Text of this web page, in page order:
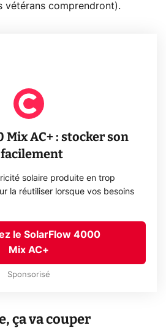
vétérans comprendront).
AC+ : stocker son
solaire produite en trop
la réutiliser lorsque vos besoins
le SolarFlow 4000
Mix AC+
Sponsorisé
ça va couper